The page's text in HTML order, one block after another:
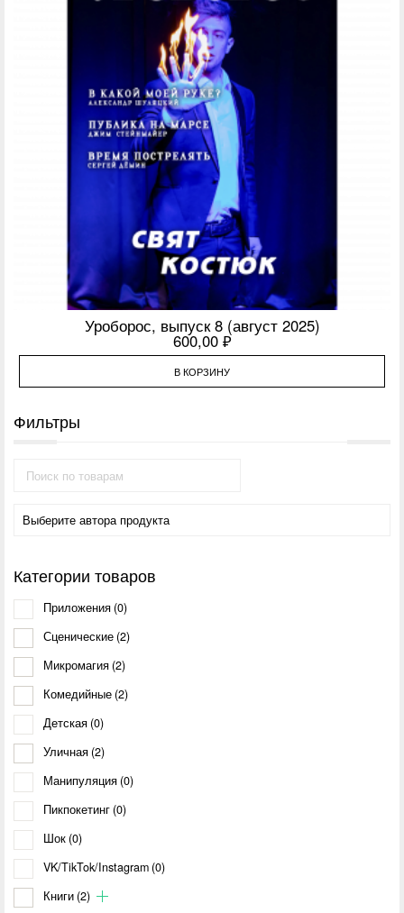
Уроборос, выпуск 8 (август 2025)
600,00 ₽
В КОРЗИНУ
Фильтры
Категории товаров
Приложения (0)
Сценические (2)
Микромагия (2)
Комедийные (2)
Детская (0)
Уличная (2)
Манипуляция (0)
Пикпокетинг (0)
Шок (0)
VK/TikTok/Instagram (0)
Книги (2)